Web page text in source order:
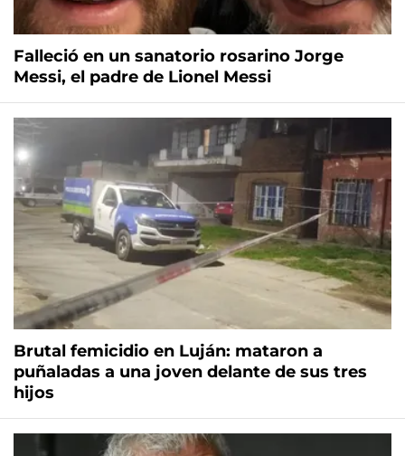
Falleció en un sanatorio rosarino Jorge
Messi, el padre de Lionel Messi
Brutal femicidio en Luján: mataron a
puñaladas a una joven delante de sus tres
hijos